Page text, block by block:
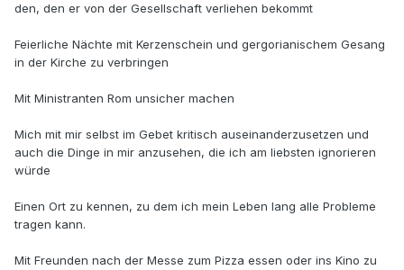
den, den er von der Gesellschaft verliehen bekommt
Feierliche Nächte mit Kerzenschein und gergorianischem Gesang
in der Kirche zu verbringen
Mit Ministranten Rom unsicher machen
Mich mit mir selbst im Gebet kritisch auseinanderzusetzen und
auch die Dinge in mir anzusehen, die ich am liebsten ignorieren
würde
Einen Ort zu kennen, zu dem ich mein Leben lang alle Probleme
tragen kann.
Mit Freunden nach der Messe zum Pizza essen oder ins Kino zu